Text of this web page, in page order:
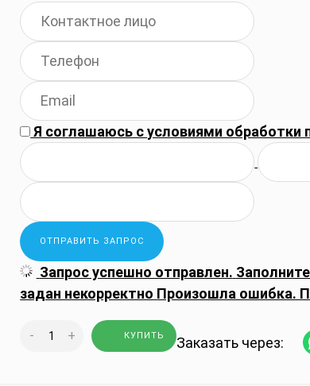
Я соглашаюсь сусловиями обработки
Запрос успешно отправлен.
задан некорректно Произошла ошибка.
- + КУПИТЬ Заказать через: